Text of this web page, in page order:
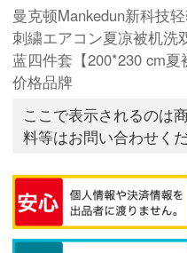
曼克顿Mankedun新科技
刺繍エアコン夏凉被机洗
蓝四件套【200*230 cm
价格品牌
ここで表示されるのは
料等はお問い合わせく